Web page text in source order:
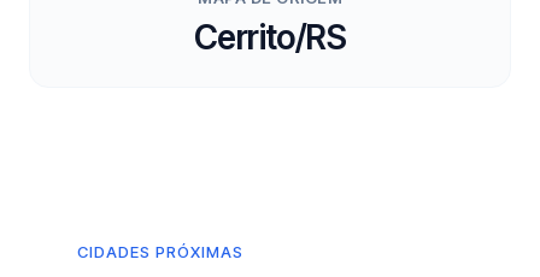
Cerrito/RS
CIDADES PRÓXIMAS